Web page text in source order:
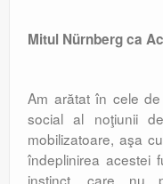
Mitul Nürnberg ca
Am arătat în cele
social al noţiunii
mobilizatoare, aşa
îndeplinirea acestei
instinct, care nu